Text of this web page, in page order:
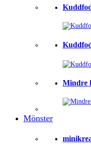
Mindre
Mönster